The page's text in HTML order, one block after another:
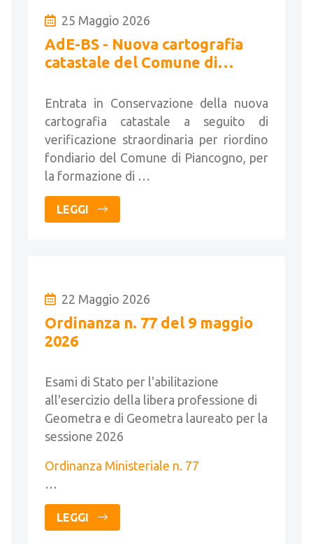
25 Maggio 2026
AdE-BS - Nuova cartografia
catastale del Comune di
Entrata in Conservazione della nuova
cartografia catastale a seguito di
verificazione straordinaria per riordino
fondiario del Comune di Piancogno, per
la formazione di …
LEGGI
22 Maggio 2026
Ordinanza n. 77 del 9 maggio
2026
Esami di Stato per l'abilitazione
all'esercizio della libera professione di
Geometra e di Geometra laureato per la
sessione 2026
Ordinanza Ministeriale n. 77
…
LEGGI